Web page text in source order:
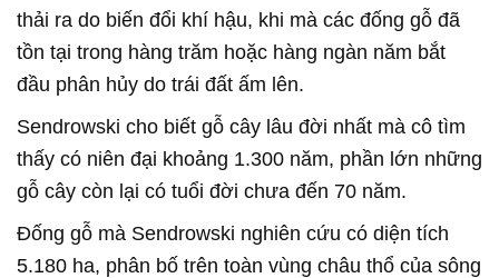
thải ra do biến đổi khí hậu, khi mà các đống gỗ đã
tồn tại trong hàng trăm hoặc hàng ngàn năm bắt
đầu phân hủy do trái đất ấm lên.
Sendrowski cho biết gỗ cây lâu đời nhất mà cô tìm
thấy có niên đại khoảng 1.300 năm, phần lớn những
gỗ cây còn lại có tuổi đời chưa đến 70 năm.
Đống gỗ mà Sendrowski nghiên cứu có diện tích
5.180 ha, phân bố trên toàn vùng châu thổ của sông